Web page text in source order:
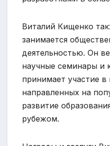
Виталий Кищенко
занимается
деятельностью. Он
научные семинары и
принимает участие в
направленных на
развитие
рубежом.